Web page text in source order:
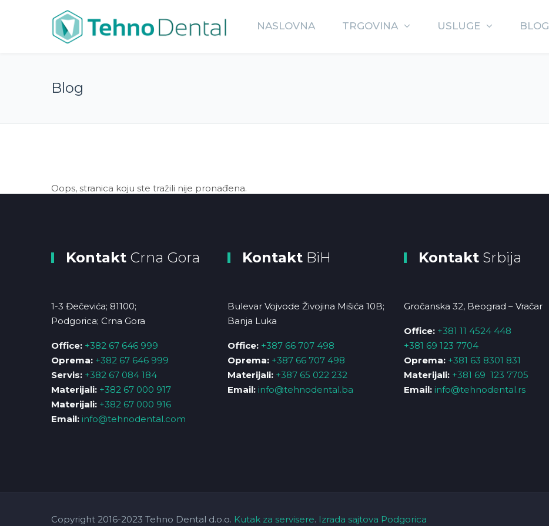
NASLOVNA TRGOVINA USLUGE BLOG
Blog
Oops, stranica koju ste tražili nije pronađena.
Kontakt Crna Gora
1-3 Đečevića; 81100;
Podgorica; Crna Gora
Office: +382 67 646 999
Oprema: +382 67 646 999
Servis: +382 67 084 184
Materijali: +382 67 000 917
Materijali: +382 67 000 916
Email: info@tehnodental.com
Kontakt BiH
Bulevar Vojvode Živojina Mišića 10B;
Banja Luka
Office: +387 66 707 498
Oprema: +387 66 707 498
Materijali: +387 65 022 232
Email: info@tehnodental.ba
Kontakt Srbija
Gročanska 32, Beograd – Vračar
Office: +381 11 4524 448
+381 69 123 7704
Oprema: +381 63 8301 831
Materijali: +381 69 123 7705
Email: info@tehnodental.rs
Copyright 2016-2023 Tehno Dental d.o.o. Kutak za servisere. Izrada sajtova Podgorica